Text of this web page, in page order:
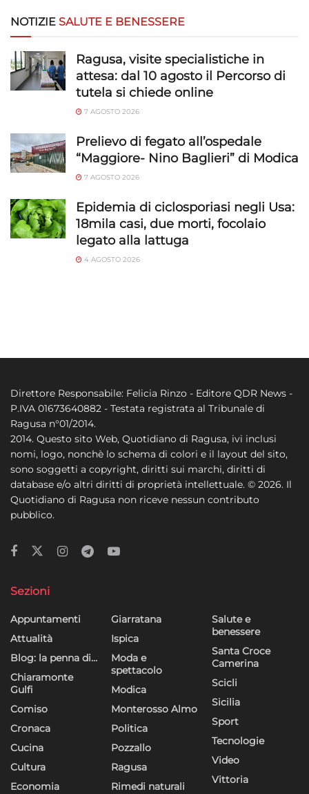
NOTIZIE SALUTE E BENESSERE
Ragusa, visite specialistiche in
attesa: dal 10 agosto il Percorso di
tutela si chiede online
7 AGOSTO 2026
Prelievo di fegato all’ospedale
“Maggiore- Nino Baglieri” di Modica
7 AGOSTO 2026
Epidemia di ciclosporiasi negli Usa:
18mila casi, due morti, focolaio
legato alla lattuga
4 AGOSTO 2026
Direttore Responsabile: Felicia Rinzo - Editore QDR News -
P.IVA 01673640882 - Testata registrata al Tribunale di
Ragusa n°01/2014.
2014. Questo sito Web, Quotidiano di Ragusa, ivi inclusi
nomi, logo, nonchè lo schema di colori e il layout del sito,
sono soggetti a copyright, diritti sui marchi, diritti di
database e/o altri diritti di proprietà intellettuale. © 2026. Il
Quotidiano di Ragusa non riceve nessun contributo
pubblico.
Sezioni
Appuntamenti
Attualità
Blog: la penna di…
Chiaramonte
Gulfi
Comiso
Cronaca
Cucina
Cultura
Economia
Giarratana
Ispica
Moda e
spettacolo
Modica
Monterosso Almo
Politica
Pozzallo
Ragusa
Rimedi naturali
Salute e
benessere
Santa Croce
Camerina
Scicli
Sicilia
Sport
Tecnologie
Video
Vittoria